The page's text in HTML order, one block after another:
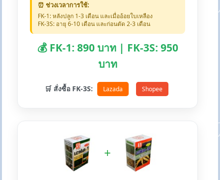
⏰ ช่วงเวลาการใช้:
FK-1: หลังปลูก 1-3 เดือน และเมื่ออ้อยใบเหลือง
FK-3S: อายุ 6-10 เดือน และก่อนตัด 2-3 เดือน
💰 FK-1: 890 บาท | FK-3S: 950
บาท
🛒 สั่งซื้อ FK-3S: Lazada Shopee
+